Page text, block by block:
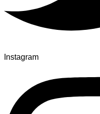
Instagram